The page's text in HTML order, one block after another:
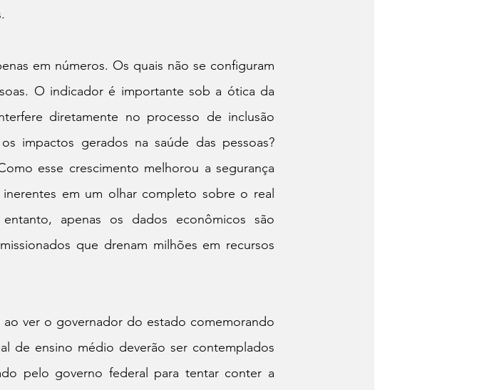
em números. Os quais não se configuram
O indicador é importante sob a ótica da
diretamente no processo de inclusão
impactos gerados na saúde das pessoas?
esse crescimento melhorou a segurança
em um olhar completo sobre o real
apenas os dados econômicos são
que drenam milhões em recursos
ver o governador do estado comemorando
de ensino médio deverão ser contemplados
pelo governo federal para tentar conter a